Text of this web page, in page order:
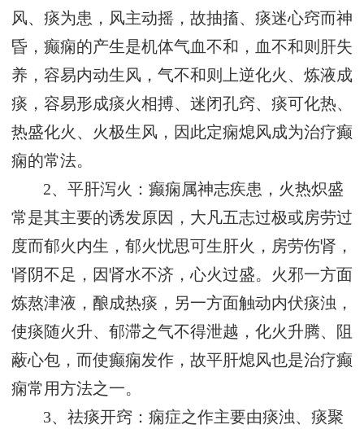
风、痰为患，风主动摇，故抽搐、痰迷心窍而神
昏，癫痫的产生是机体气血不和，血不和则肝失
养，容易内动生风，气不和则上逆化火、炼液成
痰，容易形成痰火相搏、迷闭孔窍、痰可化热、
热盛化火、火极生风，因此定痫熄风成为治疗癫
痫的常法。
2、平肝泻火：癫痫属神志疾患，火热炽盛
常是其主要的诱发原因，大凡五志过极或房劳过
度而郁火内生，郁火忧思可生肝火，房劳伤肾，
肾阴不足，因肾水不济，心火过盛。火邪一方面
炼熬津液，酿成热痰，另一方面触动内伏痰浊，
使痰随火升、郁滞之气不得泄越，化火升腾、阻
蔽心包，而使癫痫发作，故平肝熄风也是治疗癫
痫常用方法之一。
3、祛痰开窍：痫症之作主要由痰浊、痰聚